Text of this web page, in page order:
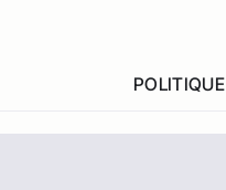
POLITIQUE